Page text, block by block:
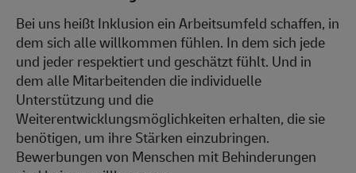
Bei uns heißt Inklusion ein Arbeitsumfeld schaffen, in
dem sich alle willkommen fühlen. In dem sich jede
und jeder respektiert und geschätzt fühlt. Und in
dem alle Mitarbeitenden die individuelle
Unterstützung und die
Weiterentwicklungsmöglichkeiten erhalten, die sie
benötigen, um ihre Stärken einzubringen.
Bewerbungen von Menschen mit Behinderungen